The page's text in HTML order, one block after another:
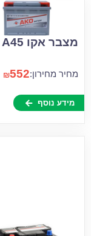
מצבר אקו A45
מחיר מחירון: ₪552
מידע נוסף